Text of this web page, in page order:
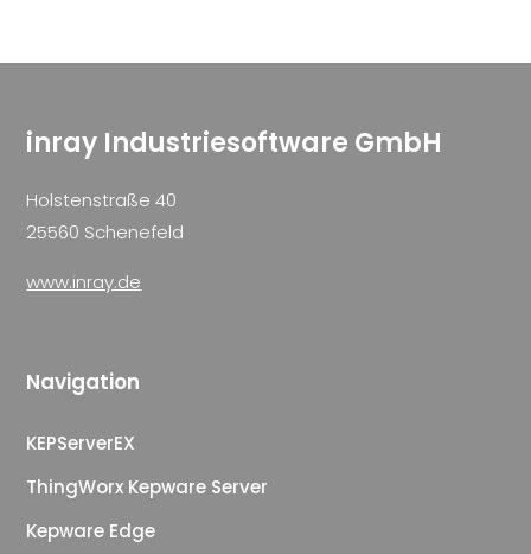
inray Industriesoftware GmbH
Holstenstraße 40
25560 Schenefeld
www.inray.de
Navigation
KEPServerEX
ThingWorx Kepware Server
Kepware Edge